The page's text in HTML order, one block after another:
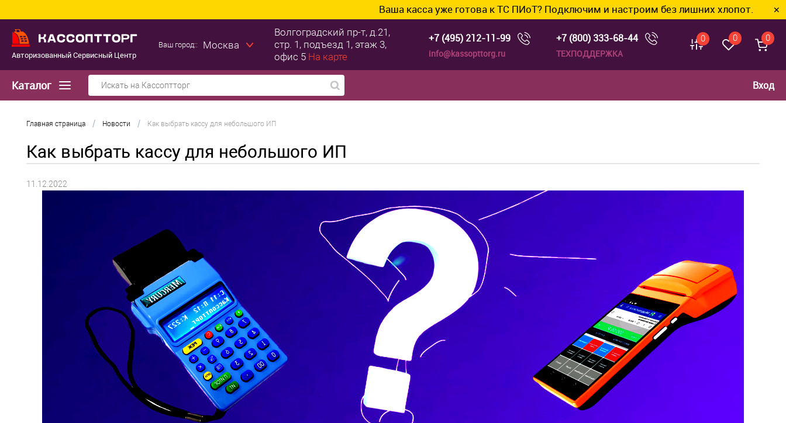
Ваша касса уже готова к ТС ПИоТ? Подключим и настроим без лишних хлопот. ✕
Авторизованный Сервисный Центр
Ваш город:: Москва
Волгоградский пр-т, д.21,
стр. 1, подъезд 1, этаж 3,
офис 5 На карте
+7 (495) 212-11-99
info@kassopttorg.ru
+7 (800) 333-68-44
ТЕХПОДДЕРЖКА
0 0 0
Каталог Вход
Главная страница / Новости / Как выбрать кассу для небольшого ИП
Как выбрать кассу для небольшого ИП
11.12.2022